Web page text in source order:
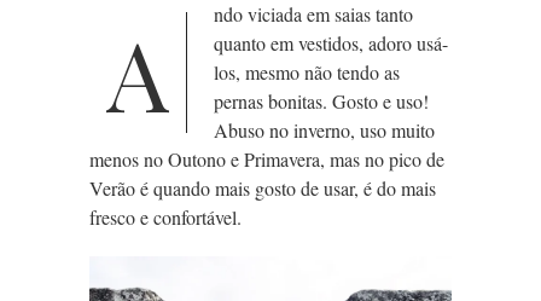
A
ndo viciada em saias tanto
quanto em vestidos, adoro usá-
los, mesmo não tendo as
pernas bonitas. Gosto e uso!
Abuso no inverno, uso muito
menosno Outono e Primavera, mas no pico de
Verão é quando mais gosto de usar, é do mais
fresco e confortável.